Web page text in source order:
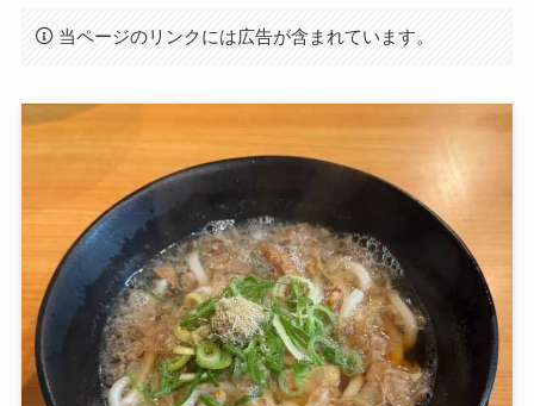
当ページのリンクには広告が含まれています。